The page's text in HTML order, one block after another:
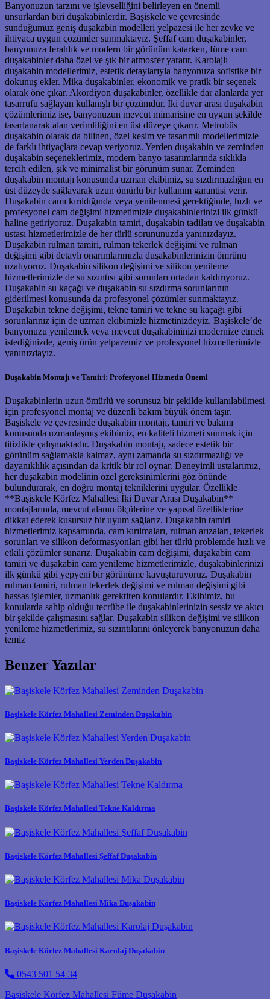
Banyonuzun tarzını ve işlevselliğini belirleyen en önemli
unsurlardan biri duşakabinlerdir. Başiskele ve çevresinde
sunduğumuz geniş duşakabin modelleri yelpazesi ile her zevke ve
ihtiyaca uygun çözümler sunmaktayız. Şeffaf cam duşakabinler,
banyonuza ferahlık ve modern bir görünüm katarken, füme cam
duşakabinler daha özel ve şık bir atmosfer yaratır. Karolajlı
duşakabin modellerimiz, estetik detaylarıyla banyonuza sofistike bir
dokunuş ekler. Mika duşakabinler, ekonomik ve pratik bir seçenek
olarak öne çıkar. Akordiyon duşakabinler, özellikle dar alanlarda yer
tasarrufu sağlayan kullanışlı bir çözümdür. İki duvar arası duşakabin
çözümlerimiz ise, banyonuzun mevcut mimarisine en uygun şekilde
tasarlanarak alan verimliliğini en üst düzeye çıkarır. Metrobüs
duşakabin olarak da bilinen, özel kesim ve tasarımlı modellerimizle
de farklı ihtiyaçlara cevap veriyoruz. Yerden duşakabin ve zeminden
duşakabin seçeneklerimiz, modern banyo tasarımlarında sıklıkla
tercih edilen, şık ve minimalist bir görünüm sunar. Zeminden
duşakabin montajı konusunda uzman ekibimiz, su sızdırmazlığını en
üst düzeyde sağlayarak uzun ömürlü bir kullanım garantisi verir.
Duşakabin camı kırıldığında veya yenilenmesi gerektiğinde, hızlı ve
profesyonel cam değişimi hizmetimizle duşakabinlerinizi ilk günkü
haline getiriyoruz. Duşakabin tamiri, duşakabin tadilatı ve duşakabin
ustası hizmetlerimizle de her türlü sorununuzda yanınızdayız.
Duşakabin rulman tamiri, rulman tekerlek değişimi ve rulman
değişimi gibi detaylı onarımlarımızla duşakabinlerinizin ömrünü
uzatıyoruz. Duşakabin silikon değişimi ve silikon yenileme
hizmetlerimizle de su sızıntısı gibi sorunları ortadan kaldırıyoruz.
Duşakabin su kaçağı ve duşakabin su sızdırma sorunlarının
giderilmesi konusunda da profesyonel çözümler sunmaktayız.
Duşakabin tekne değişimi, tekne tamiri ve tekne su kaçağı gibi
sorunlarınız için de uzman ekibimizle hizmetinizdeyiz. Başiskele’de
banyonuzu yenilemek veya mevcut duşakabininizi modernize etmek
istediğinizde, geniş ürün yelpazemiz ve profesyonel hizmetlerimizle
yanınızdayız.
Duşakabin Montajı ve Tamiri: Profesyonel Hizmetin Önemi
Duşakabinlerin uzun ömürlü ve sorunsuz bir şekilde kullanılabilmesi
için profesyonel montaj ve düzenli bakım büyük önem taşır.
Başiskele ve çevresinde duşakabin montajı, tamiri ve bakımı
konusunda uzmanlaşmış ekibimiz, en kaliteli hizmeti sunmak için
titizlikle çalışmaktadır. Duşakabin montajı, sadece estetik bir
görünüm sağlamakla kalmaz, aynı zamanda su sızdırmazlığı ve
dayanıklılık açısından da kritik bir rol oynar. Deneyimli ustalarımız,
her duşakabin modelinin özel gereksinimlerini göz önünde
bulundurarak, en doğru montaj tekniklerini uygular. Özellikle
**Başiskele Körfez Mahallesi İki Duvar Arası Duşakabin**
montajlarında, mevcut alanın ölçülerine ve yapısal özelliklerine
dikkat ederek kusursuz bir uyum sağlarız. Duşakabin tamiri
hizmetlerimiz kapsamında, cam kırılmaları, rulman arızaları, tekerlek
sorunları ve silikon deformasyonları gibi her türlü problemde hızlı ve
etkili çözümler sunarız. Duşakabin cam değişimi, duşakabin cam
tamiri ve duşakabin cam yenileme hizmetlerimizle, duşakabinlerinizi
ilk günkü gibi yepyeni bir görünüme kavuşturuyoruz. Duşakabin
rulman tamiri, rulman tekerlek değişimi ve rulman değişimi gibi
hassas işlemler, uzmanlık gerektiren konulardır. Ekibimiz, bu
konularda sahip olduğu tecrübe ile duşakabinlerinizin sessiz ve akıcı
bir şekilde çalışmasını sağlar. Duşakabin silikon değişimi ve silikon
yenileme hizmetlerimiz, su sızıntılarını önleyerek banyonuzun daha
temiz
Benzer Yazılar
Başiskele Körfez Mahallesi Zeminden Duşakabin
Başiskele Körfez Mahallesi Yerden Duşakabin
Başiskele Körfez Mahallesi Tekne Kaldırma
Başiskele Körfez Mahallesi Şeffaf Duşakabin
Başiskele Körfez Mahallesi Mika Duşakabin
Başiskele Körfez Mahallesi Karolaj Duşakabin
0543 501 54 34
Başiskele Körfez Mahallesi Füme Duşakabin